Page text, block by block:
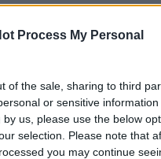
Process My Personal
of the sale, sharing to third
or sensitive
us, please use the below
selection. Please note that
you may continue
Táncegyüttes és a
készített fotóiból nyílik
része Lakatos János
hihetetlenül